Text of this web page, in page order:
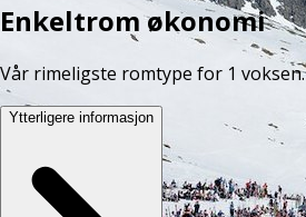
Enkeltrom økonomi
Vår rimeligste romtype for 1 voksen.
Ytterligere informasjon